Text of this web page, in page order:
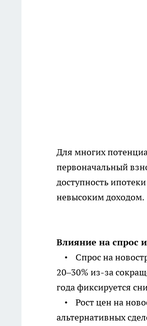
Для многих
первоначальный
доступность
невысоким доходом.
Влияние на спрос
• Спрос на
20–30% из-за
года фиксируется
• Рост цен на
альтернативных